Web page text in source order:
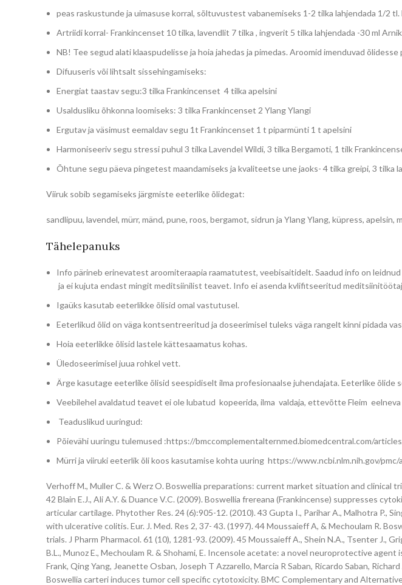
peas raskustunde ja uimasuse korral, sõltuvustest vabanemiseks 1-2 tilka lahjendada 1/2
Artriidi korral- Frankincenset 10 tilka, lavendlit 7 tilka , ingverit 5 tilka lahjendada -30 ml
NB! Tee segud alati klaaspudelisse ja hoia jahedas ja pimedas. Aroomid imenduvad
Difuuseris või lihtsalt sissehingamiseks:
Energiat taastav segu:3 tilka Frankincenset 4 tilka apelsini
Usaldusliku õhkonna loomiseks: 3 tilka Frankincenset 2 Ylang Ylangi
Ergutav ja väsimust eemaldav segu 1t Frankincenset 1 t piparmünti 1 t apelsini
Harmoniseeriv segu stressi puhul 3 tilka Lavendel Wildi, 3 tilka Bergamoti, 1 tilk
Õhtune segu päeva pingetest maandamiseks ja kvaliteetse une jaoks- 4 tilka greipi, 3 tilka
Viiruk sobib segamiseks järgmiste eeterlike õlidegat:
sandlipuu, lavendel, mürr, mänd, pune, roos, bergamot, sidrun ja Ylang Ylang, küpress, apelsin,
Tähelepanuks
Info pärineb erinevatest aroomiteraapia raamatutest, veebisaitidelt. Saadud info on
ja ei kujuta endast mingit meditsiinilist teavet. Info ei asenda kvlifitseeritud
Igaüks kasutab eeterlikke õlisid omal vastutusel.
Eeterlikud õlid on väga kontsentreeritud ja doseerimisel tuleks väga rangelt kinni pidada
Hoia eeterlikke õlisid lastele kättesaamatus kohas.
Üledoseerimisel juua rohkel vett.
Ärge kasutage eeterlike õlisid seespidiselt ilma profesionaalse juhendajata. Eeterlike
Veebilehel avaldatud teavet ei ole lubatud kopeerida, ilma valdaja, ettevõtte Fleim
Teaduslikud uuringud:
Põievähi uuringu tulemused :https://bmccomplementalternmed.biomedcentral.com/
Mürri ja viiruki eeterlik õli koos kasutamise kohta uuring https://www.ncbi.nlm.nih.gov/
Verhoff M., Muller C. & Werz O. Boswellia preparations: current market situation and clinical
42 Blain E.J., Ali A.Y. & Duance V.C. (2009). Boswellia frereana (Frankincense) suppresses
articular cartilage. Phytother Res. 24 (6):905-12. (2010). 43 Gupta I., Parihar A., Malhotra P.,
with ulcerative colitis. Eur. J. Med. Res 2, 37- 43. (1997). 44 Moussaieff A, & Mechoulam R.
trials. J Pharm Pharmacol. 61 (10), 1281-93. (2009). 45 Moussaieff A., Shein N.A., Tsenter J.,
B.L., Munoz E., Mechoulam R. & Shohami, E. Incensole acetate: a novel neuroprotective
Frank, Qing Yang, Jeanette Osban, Joseph T Azzarello, Marcia R Saban, Ricardo Saban,
Boswellia carteri induces tumor cell specific cytotoxicity. BMC Complementary and